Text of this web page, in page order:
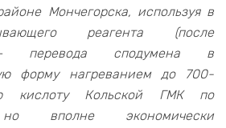
Мончегорска, используя в
реагента (после
– перевода сподумена в
форму нагреванием до 700-
кислоту Кольской ГМК по
но вполне экономически